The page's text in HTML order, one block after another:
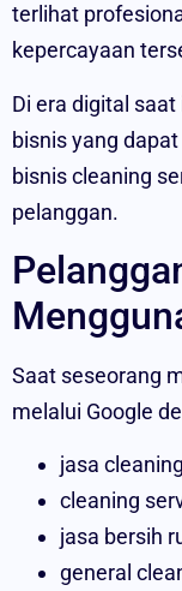
terlihat
kepercayaan
Di era digital
bisnis yang
bisnis cleaning
pelanggan.
Saat seseorang
melalui Google
jasa
cleaning
jasa bersih
general